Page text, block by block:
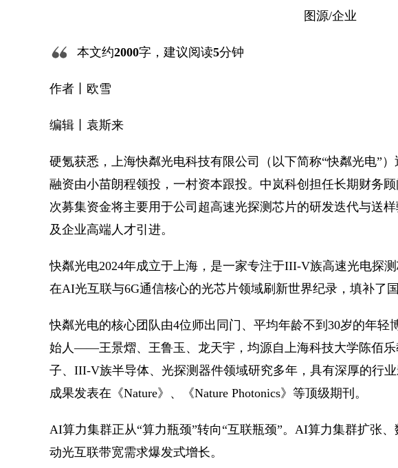
图源/企业
本文约2000字，建议阅读5分钟
作者丨欧雪
编辑丨袁斯来
硬氪获悉，上海快粼光电科技有限公司（以下简称“快粼光电”
融资由小苗朗程领投，一村资本跟投。中岚科创担任长期财务
次募集资金将主要用于公司超高速光探测芯片的研发迭代与送
及企业高端人才引进。
快粼光电2024年成立于上海，是一家专注于III-V族高速光电探
在AI光互联与6G通信核心的光芯片领域刷新世界纪录，填补了
快粼光电的核心团队由4位师出同门、平均年龄不到30岁的年轻
始人——王景熠、王鲁玉、龙天宇，均源自上海科技大学陈佰
子、III-V族半导体、光探测器件领域研究多年，具有深厚的行
成果发表在《Nature》、《Nature Photonics》等顶级期刊。
AI算力集群正从“算力瓶颈”转向“互联瓶颈”。AI算力集群扩张
动光互联带宽需求爆发式增长。